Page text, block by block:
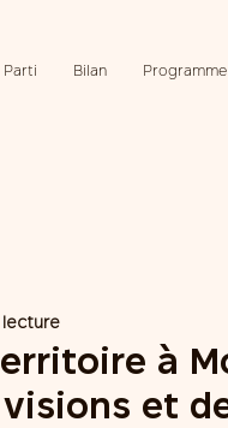
Parti Bilan Programme
à
et
lecture